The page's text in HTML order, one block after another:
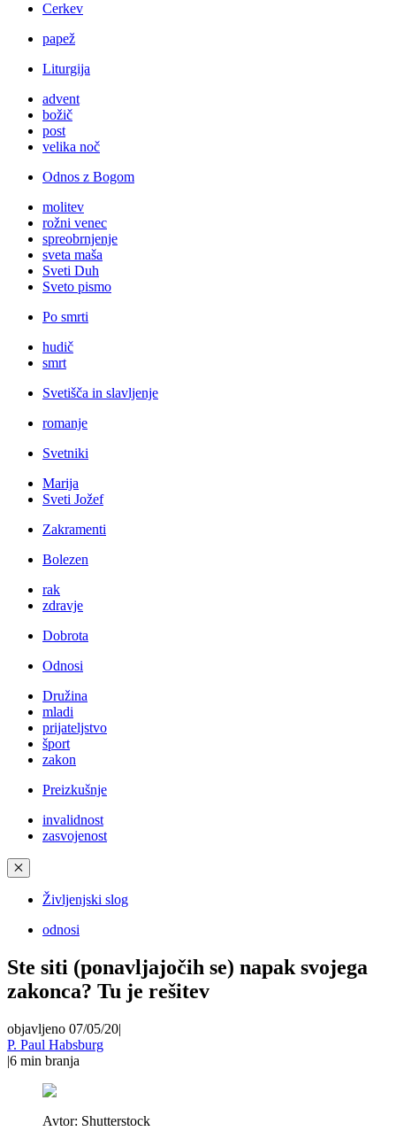
Cerkev
papež
Liturgija
advent
božič
post
velika noč
Odnos z Bogom
molitev
rožni venec
spreobrnjenje
sveta maša
Sveti Duh
Sveto pismo
Po smrti
hudič
smrt
Svetišča in slavljenje
romanje
Svetniki
Marija
Sveti Jožef
Zakramenti
Bolezen
rak
zdravje
Dobrota
Odnosi
Družina
mladi
prijateljstvo
šport
zakon
Preizkušnje
invalidnost
zasvojenost
✕
Življenjski slog
odnosi
Ste siti (ponavljajočih se) napak svojega
zakonca? Tu je rešitev
objavljeno 07/05/20|
P. Paul Habsburg
|6 min branja
Avtor: Shutterstock